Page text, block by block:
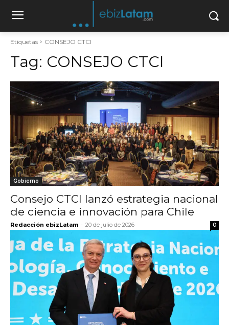
Etiquetas CONSEJO CTCI
Tag: CONSEJO CTCI
Gobierno
Consejo CTCI lanzó estrategia nacional
de ciencia e innovación para Chile
Redacción ebizLatam - 20 de julio de 2026 0